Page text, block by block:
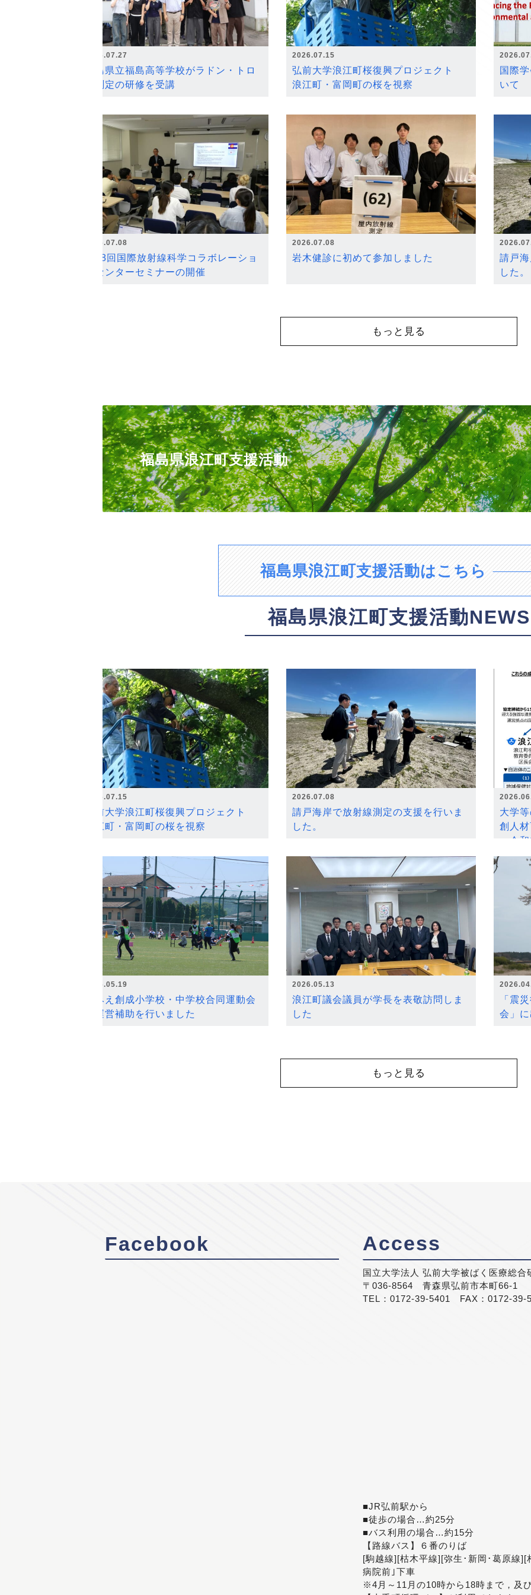
2026.07.27
福島県立福島高等学校がラドン・トロ
ン測定の研修を受講
2026.07.15
弘前大学浪江町桜復興プロジェクト
浪江町・富岡町の桜を視察
国際
いて
2026.07.08
第18回国際放射線科学コラボレーショ
ンセンターセミナーの開催
2026.07.08
岩木健診に初めて参加しました
請戸
した。
もっと見る
福島県浪江町支援活動
福島県浪江町支援活動はこちら
福島県浪江町支援活動NEWS
2026.07.15
弘前大学浪江町桜復興プロジェクト
浪江町・富岡町の桜を視察
2026.07.08
請戸海岸で放射線測定の支援を行いま
した。
大学
創人
～令
2026.05.19
なみえ創成小学校・中学校合同運動会
の運営補助を行いました
2026.05.13
浪江町議会議員が学長を表敬訪問しま
した
「震
会」
もっと見る
Facebook Access
国立大学法人 弘前大学被ばく医療総合
〒036-8564 青森県弘前市本町66-1
TEL：0172-39-5401 FAX：0172-39-
■JR弘前駅から
■徒歩の場合…約25分
■バス利用の場合…約15分
【路線バス】６番のりば
[駒越線][枯木平線][弥生･新岡･葛原線
病院前｣下車
※4月～11月の10時から18時まで，及